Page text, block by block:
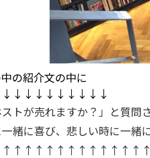
の紹介文の中に
ストが売れますか？」と質
緒に喜び、悲しい時に一緒